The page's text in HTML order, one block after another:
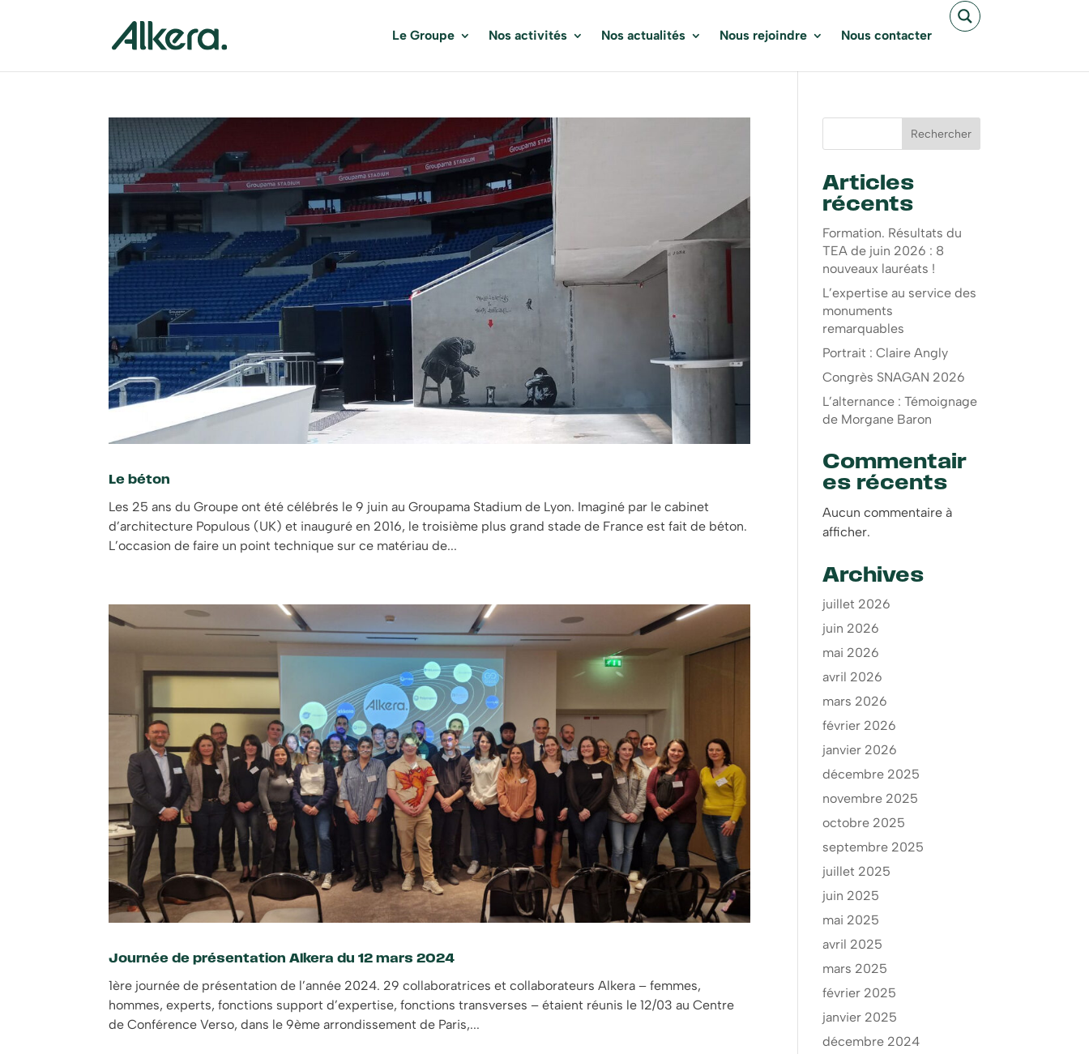
Le Groupe Nos activités Nos actualités Nous rejoindre Nous contacter
Le béton
Les 25 ans du Groupe ont été célébrés le 9 juin au Groupama Stadium de Lyon. Imaginé par le cabinet
d’architecture Populous (UK) et inauguré en 2016, le troisième plus grand stade de France est fait de béton.
L’occasion de faire un point technique sur ce matériau de...
Journée de présentation Alkera du 12 mars 2024
1ère journée de présentation de l’année 2024. 29 collaboratrices et collaborateurs Alkera – femmes,
hommes, experts, fonctions support d’expertise, fonctions transverses – étaient réunis le 12/03 au Centre
de Conférence Verso, dans le 9ème arrondissement de Paris,...
Rechercher
Articles
récents
Formation. Résultats du
TEA de juin 2026 : 8
nouveaux lauréats !
L’expertise au service des
monuments
remarquables
Portrait : Claire Angly
Congrès SNAGAN 2026
L’alternance : Témoignage
de Morgane Baron
Commentair
es récents
Aucun commentaire à
afficher.
Archives
juillet 2026
juin 2026
mai 2026
avril 2026
mars 2026
février 2026
janvier 2026
décembre 2025
novembre 2025
octobre 2025
septembre 2025
juillet 2025
juin 2025
mai 2025
avril 2025
mars 2025
février 2025
janvier 2025
décembre 2024